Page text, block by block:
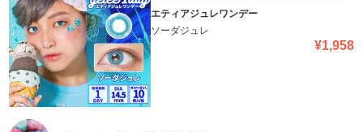
エティアジュレワンデー
ソーダジュレ
¥1,958